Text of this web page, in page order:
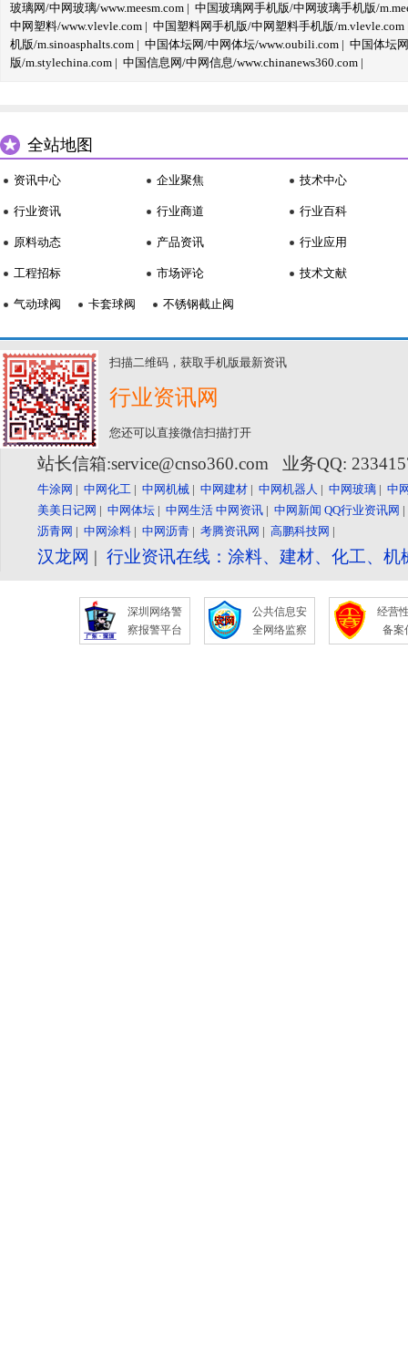
玻璃网/中网玻璃/www.meesm.com | 中国玻璃网手机版/中网玻璃手机版/
中网塑料/www.vlevle.com | 中国塑料网手机版/中网塑料手机版/m.vlevle.com
机版/m.sinoasphalts.com | 中国体坛网/中网体坛/www.oubili.com | 中国体坛
版/m.stylechina.com | 中国信息网/中网信息/www.chinanews360.com |
全站地图
资讯中心
行业资讯
原料动态
工程招标
企业聚焦
行业商道
产品资讯
市场评论
技术中心
行业百科
行业应用
技术文献
气动球阀 卡套球阀 不锈钢截止阀
扫描二维码，获取手机版最新资讯
行业资讯网
您还可以直接微信扫描打开
站长信箱:service@cnso360.com 业务QQ:
牛涂网 | 中网化工 | 中网机械 | 中网建材 | 中网机器人 | 中网玻璃 | 中
美美日记网 | 中网体坛 | 中网生活 中网资讯 | 中网新闻 QQ行业资讯网
沥青网 | 中网涂料 | 中网沥青 | 考腾资讯网 | 高鹏科技网 |
汉龙网 | 行业资讯在线：涂料、建材、化工、
深圳网络警
察报警平台
公共信息安
全网络监察
经营
备案